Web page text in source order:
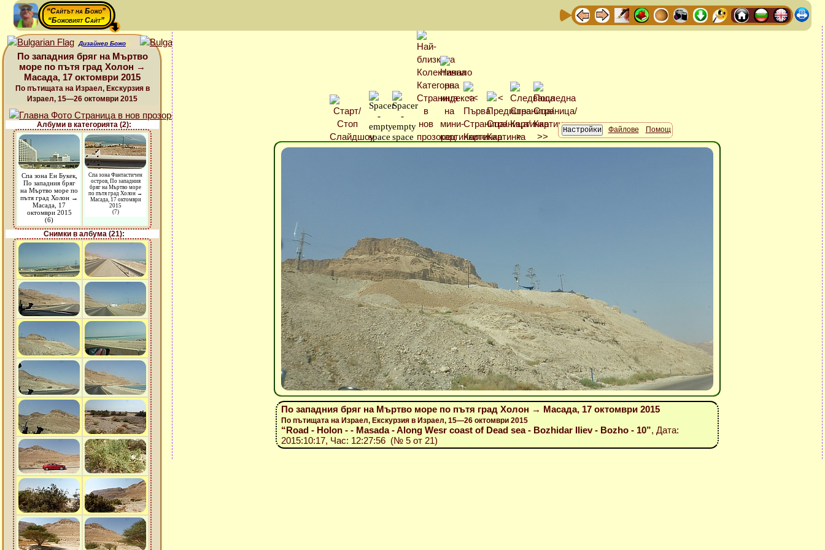
“Сайтът на Божо”
“Божовият Сайт”
Дизайнер Божо
По западния бряг на Мъртво
море по пътя град Холон →
Масада, 17 октомври 2015
По пътищата на Израел, Екскурзия в
Израел, 15—26 октомври 2015
Албуми в категорията (2):
Спа зона Ен Букек,
По западния бряг
на Мъртво море по
пътя град Холон →
Масада, 17
октомври 2015
(6)
Спа зона Фантастичен
остров, По западния
бряг на Мъртво море
по пътя град Холон →
Масада, 17 октомври
2015
(7)
Снимки в албума (21):
Файлове Помощ
По западния бряг на Мъртво море по пътя град Холон → Масада, 17 октомври 2015
По пътищата на Израел, Екскурзия в Израел, 15—26 октомври 2015
“Road - Holon - - Masada - Along Wesr coast of Dead sea - Bozhidar Iliev - Bozho - 10”, Дата:
2015:10:17, Час: 12:27:56 (№ 5 от 21)